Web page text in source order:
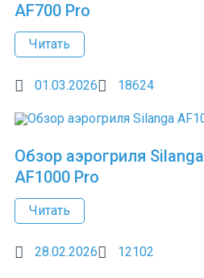
AF700 Pro
Читать
01.03.2026 18624
Обзор аэрогриля Silanga
AF1000 Pro
Читать
28.02.2026 12102